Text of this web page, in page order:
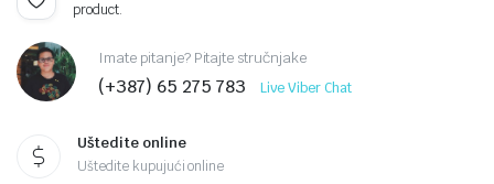
product.
Imate pitanje? Pitajte stručnjake
(+387) 65 275 783 Live Viber Chat
Uštedite online
Uštedite kupujući online